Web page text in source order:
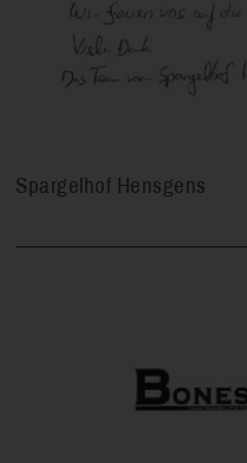
Spargelhof Hensgens